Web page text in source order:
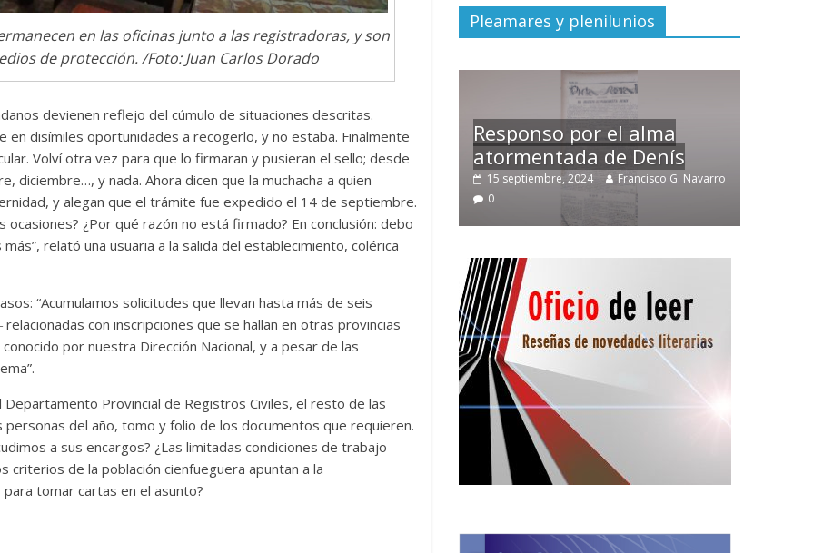
en las oficinas junto a las registradoras, y son
de protección. /Foto: Juan Carlos Dorado
devienen reflejo del cúmulo de situaciones descritas.
en disímiles oportunidades a recogerlo, y no estaba. Finalmente
Volví otra vez para que lo firmaran y pusieran el sello; desde
diciembre…, y nada. Ahora dicen que la muchacha a quien
y alegan que el trámite fue expedido el 14 de septiembre.
¿Por qué razón no está firmado? En conclusión: debo
relató una usuaria a la salida del establecimiento, colérica
“Acumulamos solicitudes que llevan hasta más de seis
con inscripciones que se hallan en otras provincias
por nuestra Dirección Nacional, y a pesar de las
Provincial de Registros Civiles, el resto de las
del año, tomo y folio de los documentos que requieren.
a sus encargos? ¿Las limitadas condiciones de trabajo
criterios de la población cienfueguera apuntan a la
tomar cartas en el asunto?
Pleamares y plenilunios
Torre del
2024
Francisco G. Navarro
Responso por el alma
atormentada de Denís
15 septiembre, 2024
Francisco G. Navarro
0
Temprano oficio de lector
2 noviembre, 2024
Francisco G. Navarro
0